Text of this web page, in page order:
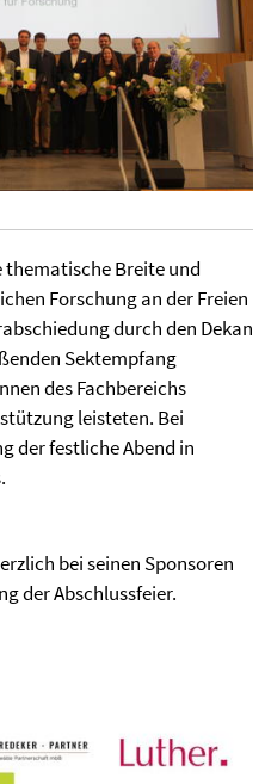
Breite und
Forschung an der Freien
durch den Dekan
Sektempfang
des Fachbereichs
leisteten. Bei
der festliche Abend in
bei seinen Sponsoren
der Abschlussfeier.